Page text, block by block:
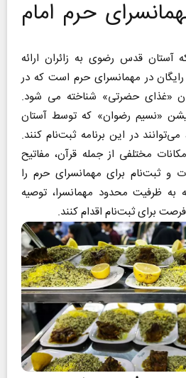
حرم امام
آستان قدس رضوی به زائران ارائه
در مهمانسرای حرم است که در
«غذای حضرتی» شناخته می شود.
«نسیم رضوان» که توسط آستان
در این برنامه ثبت‌نام کنند.
مختلفی از جمله قرآن، مفاتیح
و ثبت‌نام برای مهمانسرای حرم را
به ظرفیت محدود مهمانسرا، توصیه
برای ثبت‌نام اقدام کنند.